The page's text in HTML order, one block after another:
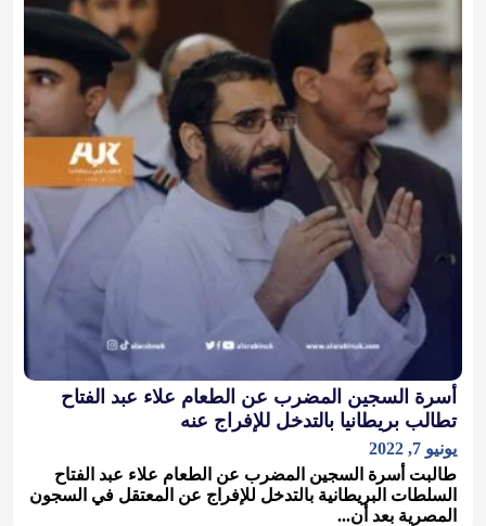
أسرة السجين المضرب عن الطعام علاء عبد الفتاح
تطالب بريطانيا بالتدخل للإفراج عنه
يونيو 7, 2022
طالبت أسرة السجين المضرب عن الطعام علاء عبد الفتاح
السلطات البريطانية بالتدخل للإفراج عن المعتقل في السجون
المصرية بعد أن...